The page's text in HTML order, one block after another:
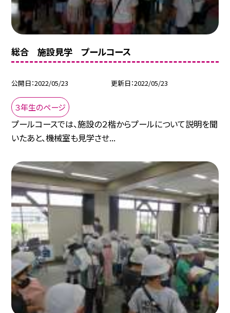
総合 施設見学 プールコース
公開日 2022/05/23 更新日 2022/05/23
３年生のページ
プールコースでは、施設の２楷からプールについて説明を聞
いたあと、機械室も見学させ...